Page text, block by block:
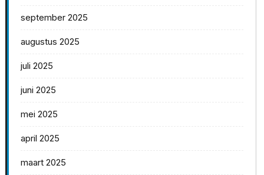
september 2025
augustus 2025
juli 2025
juni 2025
mei 2025
april 2025
maart 2025